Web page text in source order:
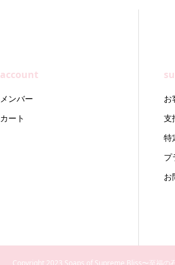
account
メンバー
カート
お
支
特
プ
お